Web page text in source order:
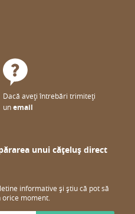
Dacă aveți întrebări trimiteți
unemail
unui cățeluș direct
informative și știu că pot să
moment.